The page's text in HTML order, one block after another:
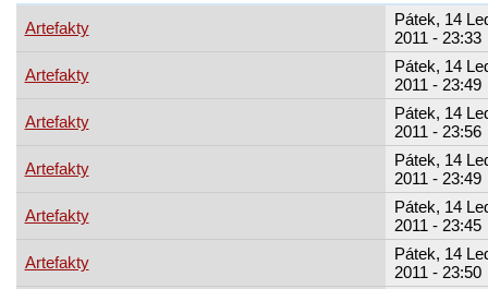
Artefakty
Pátek, 14
2011 - 23:33
Artefakty
Pátek, 14
2011 - 23:49
Artefakty
Pátek, 14
2011 - 23:56
Artefakty
Pátek, 14
2011 - 23:49
Artefakty
Pátek, 14
2011 - 23:45
Artefakty
Pátek, 14
2011 - 23:50